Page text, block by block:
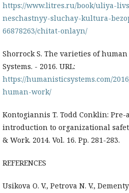
https://www.litres.ru/book/uliya-
neschastnyy-sluchay-kultura-
66878263/chitat-onlayn/
Shorrock S. The varieties of
Systems. - 2016. URL:
https://humanisticsystems.com/
human-work/
Kontogiannis T. Todd Conklin:
introduction to organizational
& Work. 2014. Vol. 16. Pp. 281-283.
REFERENCES
Usikova O. V., Petrova N. V.,